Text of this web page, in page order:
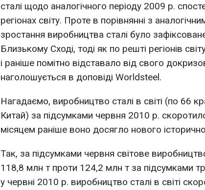
сталі щодо аналогічного періоду 2009 р.
регіонах світу. Проте в порівнянні з
зростання виробництва сталі було зафіксоване
Близькому Сході, тоді як по решті регіонів
і раніше помітно відставало від свого
наголошується в доповіді Worldsteel.
Нагадаємо, виробництво сталі в світі (по 66
Китай) за підсумками червня 2010 р.
місяцем раніше воно досягло нового
Так, за підсумками червня світове
118,8 млн т проти 124,2 млн т за підсумками
у червні 2010 р. виробництво сталі в світі